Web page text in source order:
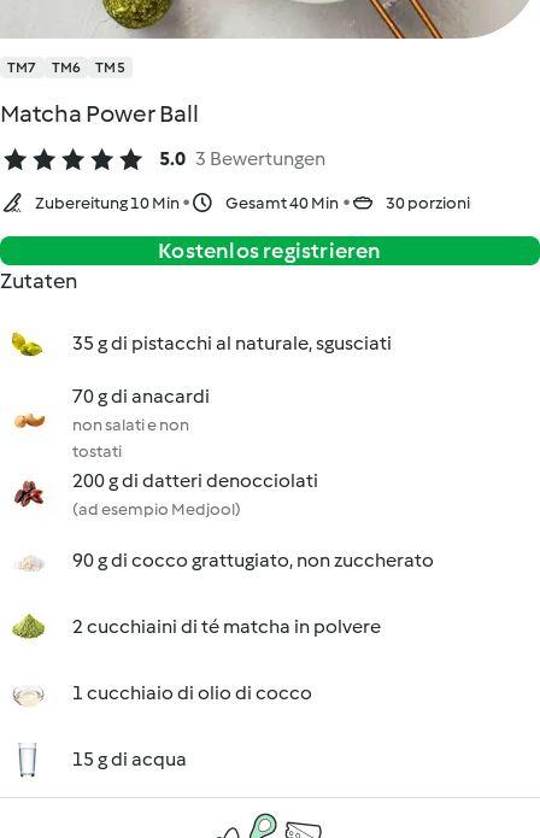
TM7 TM6 TM5
Matcha Power Ball
5.0 3 Bewertungen
Zubereitung 10 Min Gesamt 40 Min 30 porzioni
Kostenlos registrieren
Zutaten
35 g di pistacchi al naturale, sgusciati
70 g di anacardi
non salati e non
tostati
200 g di datteri denocciolati
(ad esempio Medjool)
90 g di cocco grattugiato, non zuccherato
2 cucchiaini di té matcha in polvere
1 cucchiaio di olio di cocco
15 g di acqua